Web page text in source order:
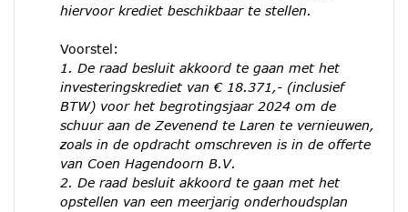
hiervoor krediet beschikbaar te stellen.
Voorstel:
1. De raad besluit akkoord te gaan met het
investeringskrediet van € 18.371,- (inclusief
BTW) voor het begrotingsjaar 2024 om de
schuur aan de Zevenend te Laren te vernieuwen,
zoals in de opdracht omschreven is in de offerte
van Coen Hagendoorn B.V.
2. De raad besluit akkoord te gaan met het
opstellen van een meerjarig onderhoudsplan